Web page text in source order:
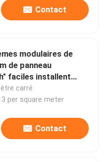
Contact
modulaires de
de panneau
faciles installent
carré
per square meter
Contact